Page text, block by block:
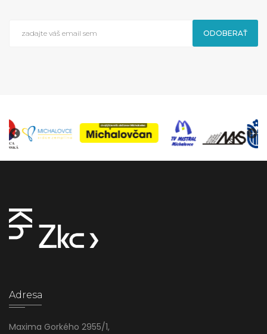
ODOBERAŤ
Adresa
Maxima Gorkého 2955/1,